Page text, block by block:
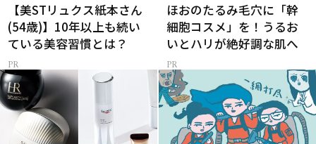
【美STリュクス紙本さん
(54歳)】10年以上も続い
ている美容習慣とは？
ほおのたるみ毛穴に「幹
細胞コスメ」を！うるお
いとハリが絶好調な肌へ